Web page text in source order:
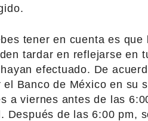
tener en cuenta es
tardar en reflejarse en
efectuado. De
el Banco de México en su
a viernes antes de las
Después de las 6:00 pm,